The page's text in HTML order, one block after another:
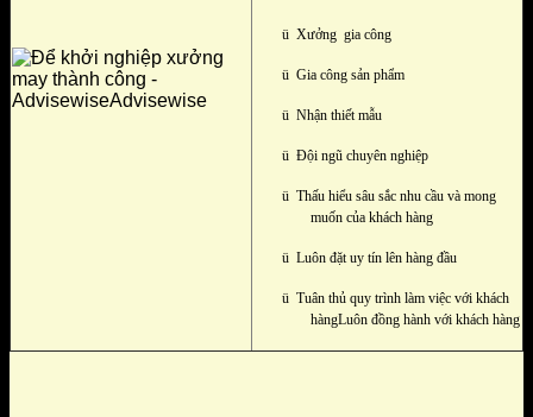
ü Xưởng gia công
ü Gia công sản phẩm
ü Nhận thiết mẫu
ü Đội ngũ chuyên nghiệp
ü Thấu hiểu sâu sắc nhu cầu và mong
muốn của khách hàng
ü Luôn đặt uy tín lên hàng đầu
ü Tuân thủ quy trình làm việc với khách
hàngLuôn đồng hành với khách hàng